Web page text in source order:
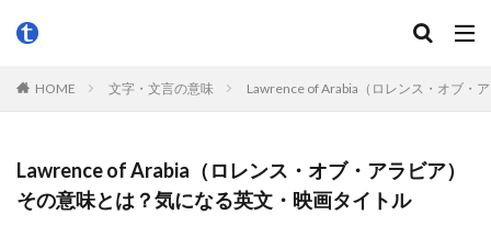
HOME 文字・文言の意味 Lawrence of Arabia（ロレンス・オブ・
Lawrence of Arabia（ロレンス・オブ・アラビア）
その意味とは？気になる英文・映画タイトル